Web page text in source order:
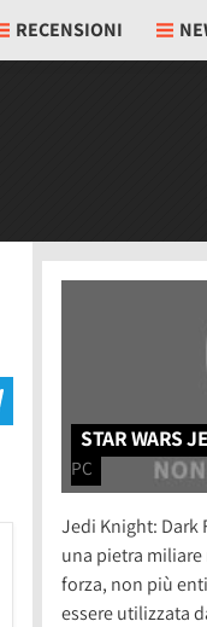
RECENSIONI
STAR WARS
PC
Jedi Knight: Dark
una pietra
forza, non più
essere utilizzata